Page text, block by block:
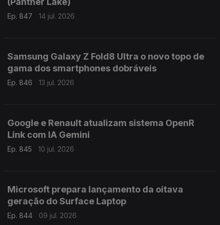
Ep. 847 14 jul. 2026
Samsung Galaxy Z Fold8 Ultra o novo topo de
gama dos smartphones dobráveis
Ep. 846 13 jul. 2026
Google e Renault atualizam sistema OpenR
Link com IA Gemini
Ep. 845 10 jul. 2026
Microsoft prepara lançamento da oitava
geração do Surface Laptop
Ep. 844 09 jul. 2026